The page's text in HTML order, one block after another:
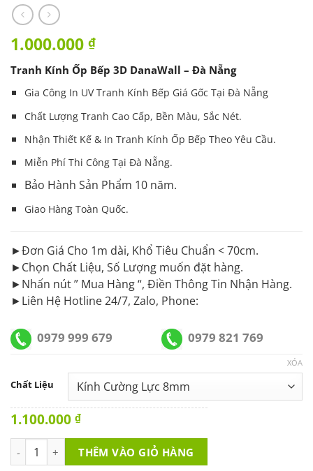
1.000.000 ₫
Tranh Kính Ốp Bếp 3D DanaWall – Đà Nẵng
Gia Công In UV Tranh Kính Bếp Giá Gốc Tại Đà Nẵng
Chất Lượng Tranh Cao Cấp, Bền Màu, Sắc Nét.
Nhận Thiết Kế & InTranh Kính Ốp Bếp Theo Yêu Cầu.
Miễn Phí Thi Công Tại Đà Nẵng.
Bảo Hành Sản Phẩm 10 năm.
Giao Hàng Toàn Quốc.
►Đơn Giá Cho 1m dài, Khổ Tiêu Chuẩn < 70cm.
►Chọn Chất Liệu, Số Lượng muốn đặt hàng.
►Nhấn nút ” Mua Hàng “, Điền Thông Tin Nhận Hàng.
►Liên Hệ Hotline 24/7, Zalo, Phone:
0979 999 679 0979 821 769
Chất Liệu
XÓA
1.100.000 ₫
Tranh Kính Ốp Bếp KB28786894 số lượng
THÊM VÀO GIỎ HÀNG